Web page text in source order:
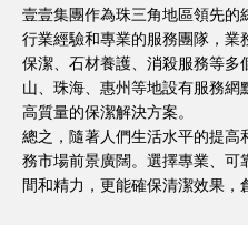
壹壹集團作為珠三角地區領先的
行業經驗和專業的服務團隊，
保潔、石材養護、消殺服務等多
山、珠海、惠州等地設有服務
高質量的保潔解決方案。
總之，隨著人們生活水平的提高
務市場前景廣闊。選擇專業、
間和精力，更能確保清潔效果，